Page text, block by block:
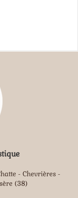
- Chevrières -
(38)